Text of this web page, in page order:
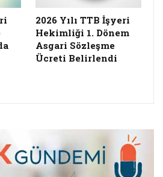
2026 Yılı TTB İşyeri
Hekimliği 1. Dönem
Asgari Sözleşme
Ücreti Belirlendi